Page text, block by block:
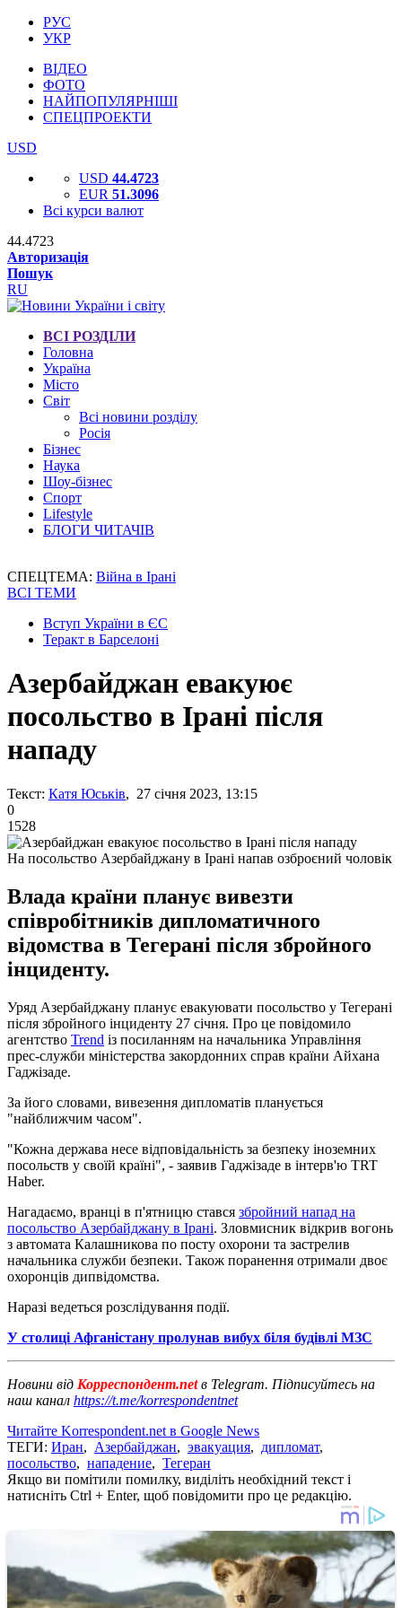
РУС
УКР
ВІДЕО
ФОТО
НАЙПОПУЛЯРНІШІ
СПЕЦПРОЕКТИ
USD
USD 44.4723
EUR 51.3096
Всі курси валют
44.4723
Авторизація
Пошук
RU
ВСІ РОЗДІЛИ
Головна
Україна
Місто
Світ
Всі новини розділу
Росія
Бізнес
Наука
Шоу-бізнес
Спорт
Lifestyle
БЛОГИ ЧИТАЧІВ
СПЕЦТЕМА: Війна в Ірані
ВСІ ТЕМИ
Вступ України в ЄС
Теракт в Барселоні
Азербайджан евакуює
посольство в Ірані після
нападу
Текст: Катя Юськів, 27 січня 2023, 13:15
0
1528
На посольство Азербайджану в Ірані напав озброєний чоловік
Влада країни планує вивезти
співробітників дипломатичного
відомства в Тегерані після збройного
інциденту.
Уряд Азербайджану планує евакуювати посольство у Тегерані
після збройного інциденту 27 січня. Про це повідомило
агентство Trend із посиланням на начальника Управління
прес-служби міністерства закордонних справ країни Айхана
Гаджізаде.
За його словами, вивезення дипломатів планується
"найближчим часом".
"Кожна держава несе відповідальність за безпеку іноземних
посольств у своїй країні", - заявив Гаджізаде в інтерв'ю TRT
Haber.
Нагадаємо, вранці в п'ятницю стався збройний напад на
посольство Азербайджану в Ірані. Зловмисник відкрив вогонь
з автомата Калашникова по посту охорони та застрелив
начальника служби безпеки. Також поранення отримали двоє
охоронців дипвідомства.
Наразі ведеться розслідування події.
У столиці Афганістану пролунав вибух біля будівлі МЗС
Новини від Корреспондент.netв Telegram. Підписуйтесь на
наш канал https://t.me/korrespondentnet
Читайте Korrespondent.net в Google News
ТЕГИ: Иран, Азербайджан, эвакуация, дипломат,
посольство, нападение, Тегеран
Якщо ви помітили помилку, виділіть необхідний текст і
натисніть Ctrl + Enter, щоб повідомити про це редакцію.